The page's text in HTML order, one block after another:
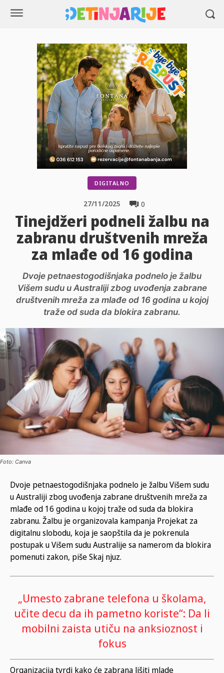
DIGITALNO
0
27/11/2025
Tinejdžeri podneli žalbu na
zabranu društvenih mreža
za mlađe od 16 godina
Dvoje petnaestogodišnjaka podnelo je žalbu
Višem sudu u Australiji zbog uvođenja zabrane
društvenih mreža za mlađe od 16 godina u kojoj
traže od suda da blokira zabranu.
Foto: Canva
Dvoje petnaestogodišnjaka podnelo je žalbu Višem sudu
u Australiji zbog uvođenja zabrane društvenih mreža za
mlađe od 16 godina u kojoj traže od suda da blokira
zabranu. Žalbu je organizovala kampanja Projekat za
digitalnu slobodu, koja je saopštila da je pokrenula
postupak u Višem sudu Australije sa namerom da blokira
pomenuti zakon, piše Skaj njuz.
„Umesto zabrane telefona u školama,
učite decu da ih pametno koriste“: Da li
mobilni zaista utiču na anksioznost i
fokus
Organizacija tvrdi kako će zabrana lišiti mlade